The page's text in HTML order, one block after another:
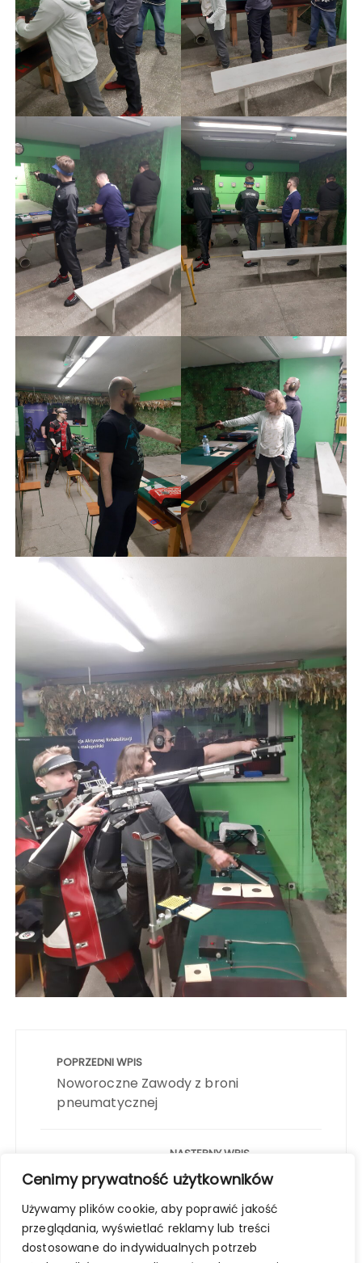
Cenimy prywatność użytkowników
Używamy plików cookie, aby poprawić jakość
przeglądania, wyświetlać reklamy lub treści
dostosowane do indywidualnych potrzeb
wpisuPOPRZEDNI WPIS
Noworoczne Zawody z broni
pneumatycznej
NASTĘPNY WPIS
Zawody III RUNDA OTWARTEJ
ZIMOWEJ LIGI PNEUMATYCZNEJ
2024/2025 r.